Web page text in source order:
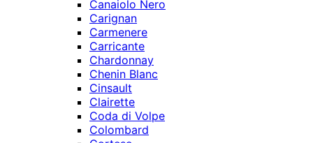
Canaiolo Nero
Carignan
Carmenere
Carricante
Chardonnay
Chenin Blanc
Cinsault
Clairette
Coda di Volpe
Colombard